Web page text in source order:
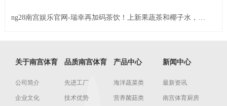
ng28南宫娱乐官网-瑞幸再加码茶饮！上新果蔬茶和椰子水，还
关于南宫体育
公司简介
企业文化
品质南宫体育
先进工厂
技术优势
产品中心
海洋蔬菜类
营养菌菇类
新闻中心
最新资讯
南宫体育厨房